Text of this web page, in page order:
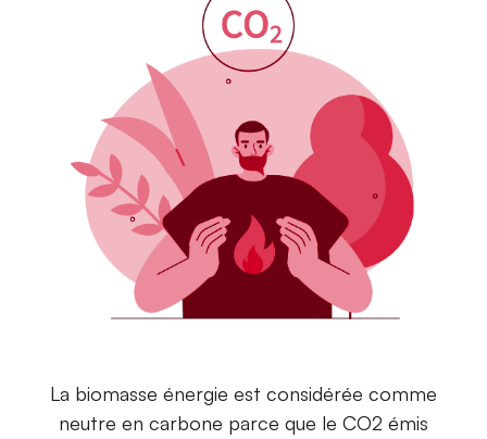
La biomasse énergie est considérée comme
neutre en carbone parce que le CO2 émis